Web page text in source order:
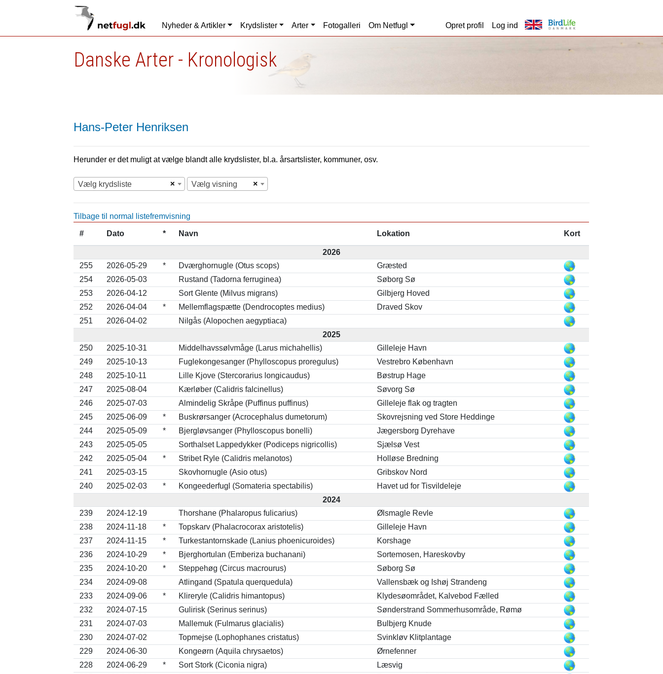
Nyheder & Artikler Krydslister Arter Fotogalleri Om Netfugl Opret profil Log ind
Danske Arter - Kronologisk
Hans-Peter Henriksen
Herunder er det muligt at vælge blandt alle krydslister, bl.a. årsartslister, kommuner, osv.
×
Vælg krydsliste ×
Vælg visning
Tilbage til normal listefremvisning
# Dato * Navn Lokation Kort
2026
255
2026-05-29 * Dværghornugle (Otus scops)
Græsted
254
2026-05-03 Rustand (Tadorna ferruginea)
Søborg Sø
253
2026-04-12 Sort Glente (Milvus migrans)
Gilbjerg Hoved
252
2026-04-04 * Mellemflagspætte (Dendrocoptes medius)
Draved Skov
251
2026-04-02
Nilgås (Alopochen aegyptiaca)
2025
250
2025-10-31 Middelhavssølvmåge (Larus michahellis)
Gilleleje Havn
249
2025-10-13 Fuglekongesanger (Phylloscopus proregulus)
Vestrebro København
248
2025-10-11 Lille Kjove (Stercorarius longicaudus)
Bøstrup Hage
247
2025-08-04 Kærløber (Calidris falcinellus)
Søvorg Sø
246
2025-07-03 Almindelig Skråpe (Puffinus puffinus)
Gilleleje flak og tragten
245
2025-06-09 * Buskrørsanger (Acrocephalus dumetorum)
Skovrejsning ved Store Heddinge
244
2025-05-09 * Bjergløvsanger (Phylloscopus bonelli)
Jægersborg Dyrehave
243
2025-05-05 Sorthalset Lappedykker (Podiceps nigricollis)
Sjælsø Vest
242
2025-05-04 * Stribet Ryle (Calidris melanotos)
Holløse Bredning
241
2025-03-15 Skovhornugle (Asio otus)
Gribskov Nord
240
2025-02-03 * Kongeederfugl (Somateria spectabilis)
Havet ud for Tisvildeleje
2024
239
2024-12-19 Thorshane (Phalaropus fulicarius)
Ølsmagle Revle
238
2024-11-18 * Topskarv (Phalacrocorax aristotelis)
Gilleleje Havn
237
2024-11-15 * Turkestantornskade (Lanius phoenicuroides)
Korshage
236
2024-10-29 * Bjerghortulan (Emberiza buchanani)
Sortemosen, Hareskovby
235
2024-10-20 * Steppehøg (Circus macrourus)
Søborg Sø
234
2024-09-08 Atlingand (Spatula querquedula)
Vallensbæk og Ishøj Strandeng
233
2024-09-06 * Klireryle (Calidris himantopus)
Klydesøområdet, Kalvebod Fælled
232
2024-07-15 Gulirisk (Serinus serinus)
Sønderstrand Sommerhusområde, Rømø
231
2024-07-03 Mallemuk (Fulmarus glacialis)
Bulbjerg Knude
230
2024-07-02 Topmejse (Lophophanes cristatus)
Svinkløv Klitplantage
229
2024-06-30 Kongeørn (Aquila chrysaetos)
Ørnefenner
228
2024-06-29 * Sort Stork (Ciconia nigra)
Læsvig